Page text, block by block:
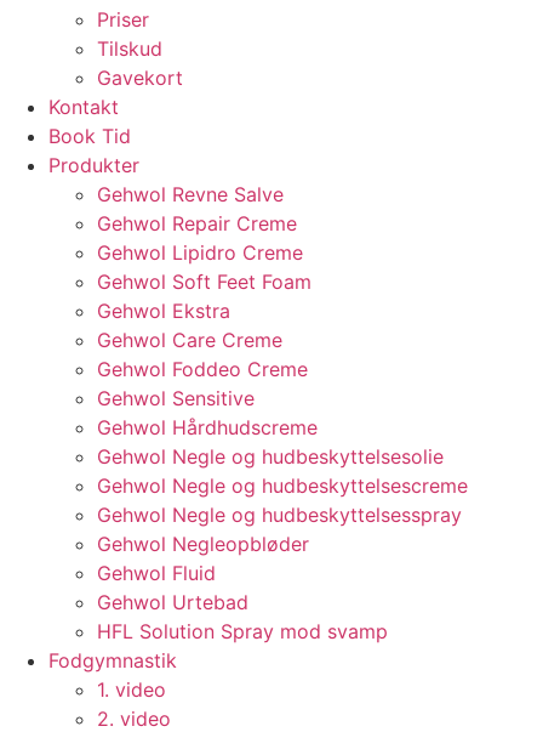
Priser
Tilskud
Gavekort
Kontakt
Book Tid
Produkter
Gehwol Revne Salve
Gehwol Repair Creme
Gehwol Lipidro Creme
Gehwol Soft Feet Foam
Gehwol Ekstra
Gehwol Care Creme
Gehwol Foddeo Creme
Gehwol Sensitive
Gehwol Hårdhudscreme
Gehwol Negle og hudbeskyttelsesolie
Gehwol Negle og hudbeskyttelsescreme
Gehwol Negle og hudbeskyttelsesspray
Gehwol Negleopbløder
Gehwol Fluid
Gehwol Urtebad
HFL Solution Spray mod svamp
Fodgymnastik
1. video
2. video